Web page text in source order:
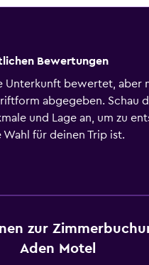
Bewertungen
Unterkunft bewertet, aber
abgegeben. Schau
und Lage an, um zu
für deinen Trip ist.
zur
Aden Motel